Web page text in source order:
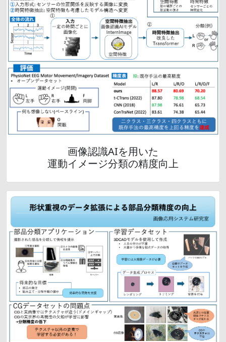
画像認識AIを用いた
運動イメージ分類の精度向上